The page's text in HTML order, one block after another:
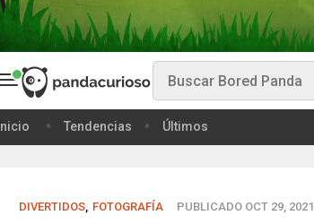
Inicio Tendencias Últimos
DIVERTIDOS, FOTOGRAFÍA PUBLICADO OCT 29, 2021